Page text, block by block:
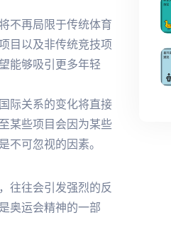
不再局限于传统体育
目以及非传统竞技项
能够吸引更多年轻
际关系的变化将直接
某些项目会因为某些
不可忽视的因素。
往往会引发强烈的反
奥运会精神的一部